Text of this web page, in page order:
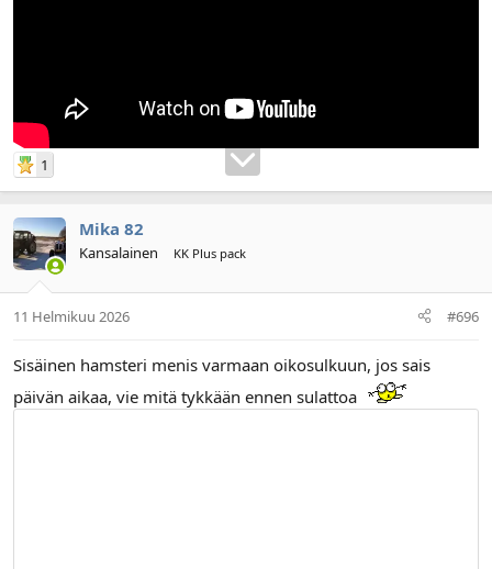
1
Mika 82
Kansalainen KK Plus pack
11 Helmikuu 2026 #696
Sisäinen hamsteri menis varmaan oikosulkuun, jos sais
päivän aikaa, vie mitä tykkään ennen sulattoa